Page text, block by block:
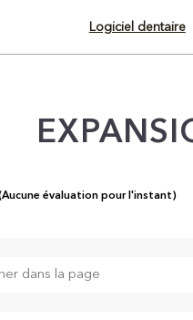
Logiciel dentaire
évaluation pour l'instant)